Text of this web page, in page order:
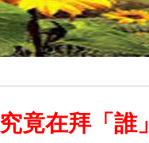
究竟在拜「誰